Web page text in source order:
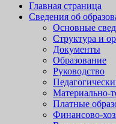
Главная страница
Сведения об
Основные
Структура и
Документы
Образование
Руководство
Материально-
Платные
Финансово-